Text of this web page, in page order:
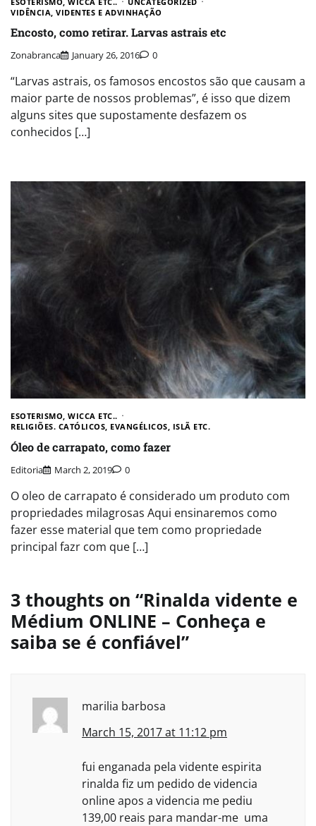
VIDÊNCIA, VIDENTES E ADVINHAÇÃO
Encosto, como retirar. Larvas astrais etc
Zonabranca January 26, 2016 0
“Larvas astrais, os famosos encostos são que causam a
maior parte de nossos problemas”, é isso que dizem
alguns sites que supostamente desfazem os
conhecidos […]
ESOTERISMO, WICCA ETC..
RELIGIÕES. CATÓLICOS, EVANGÉLICOS, ISLÃ ETC.
Óleo de carrapato, como fazer
Editoria March 2, 2019 0
O oleo de carrapato é considerado um produto com
propriedades milagrosas Aqui ensinaremos como
fazer esse material que tem como propriedade
principal fazr com que […]
3 thoughts on “Rinalda vidente e
Médium ONLINE – Conheça e
saiba se é confiável”
marilia barbosa
March 15, 2017 at 11:12 pm
fui enganada pela vidente espirita
rinalda fiz um pedido de videncia
online apos a videncia me pediu
139,00 reais para mandar-me uma